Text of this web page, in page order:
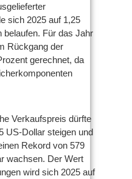
sich 2025 auf 1,25
belaufen. Für das Jahr
Rückgang der
gerechnet, da
Verkaufspreis dürfte
US-Dollar steigen und
Rekord von 579
wachsen. Der Wert
wird sich 2025 auf